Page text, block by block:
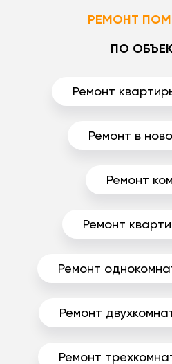
РЕМОНТ
ПО
Ремонт
Ремонт в
Ремонт
Ремонт
Ремонт
Ремонт
Ремонт